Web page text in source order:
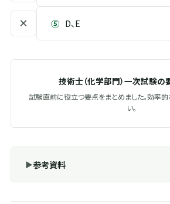
× ⑤ D、E
技術士（化学部門）一次試験の
試験直前に役立つ要点をまとめました。効率
い。
参考資料